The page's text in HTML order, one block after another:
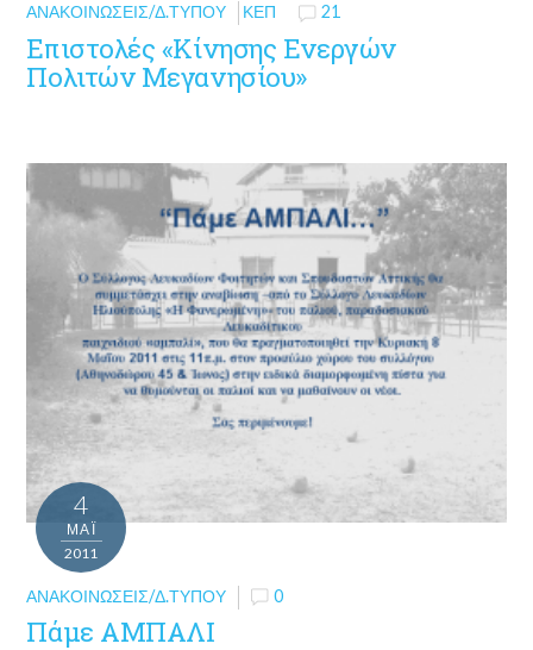
ΑΝΑΚΟΙΝΏΣΕΙΣ/Δ.ΤΎΠΟΥ ΚΕΠ 21
Επιστολές «Κίνησης Ενεργών
Πολιτών Μεγανησίου»
4
ΜΑΪ́
2011
ΑΝΑΚΟΙΝΏΣΕΙΣ/Δ.ΤΎΠΟΥ 0
Πάμε ΑΜΠΑΛΙ